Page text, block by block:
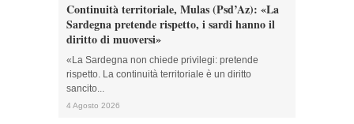
Continuità territoriale, Mulas (Psd’Az): «La
Sardegna pretende rispetto, i sardi hanno il
diritto di muoversi»
«La Sardegna non chiede privilegi: pretende
rispetto. La continuità territoriale è un diritto
sancito...
4 Agosto 2026